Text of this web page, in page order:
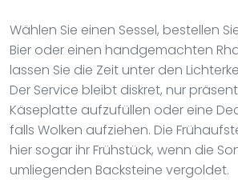
Wählen Sie einen Sessel, bestellen
Bier oder einen handgemachten
lassen Sie die Zeit unter den
Der Service bleibt diskret, nur
Käseplatte aufzufüllen oder eine
falls Wolken aufziehen. Die
hier sogar ihr Frühstück, wenn die
umliegenden Backsteine vergoldet.